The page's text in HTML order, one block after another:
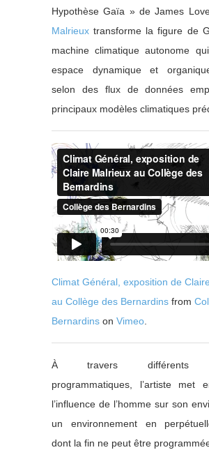
Hypothèse Gaïa » de James
Malrieux transforme la figure de
machine climatique autonome
espace dynamique et
selon des flux de données
principaux modèles climatiques
Climat Général, exposition de
au Collège des Bernardins from
Bernardins on Vimeo.
À travers différents
programmatiques, l’artiste met
l’influence de l’homme sur son
un environnement en
dont la fin ne peut être